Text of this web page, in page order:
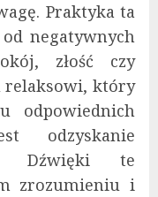
Praktyka ta
negatywnych
złość czy
relaksowi, który
odpowiednich
odzyskanie
Dźwięki te
zrozumieniu i